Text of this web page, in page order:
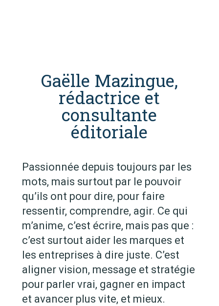
Gaëlle Mazingue,
rédactrice et
consultante
éditoriale
Passionnée depuis toujours par les
mots, mais surtout par le pouvoir
qu’ils ont pour dire, pour faire
ressentir, comprendre, agir. Ce qui
m’anime, c’est écrire, mais pas que :
c’est surtout aider les marques et
les entreprises à dire juste. C’est
aligner vision, message et stratégie
pour parler vrai, gagner en impact
et avancer plus vite, et mieux.